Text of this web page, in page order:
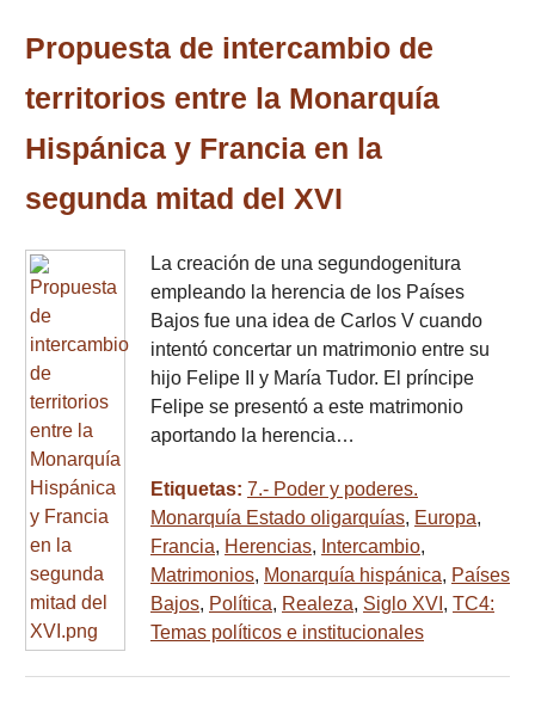
Propuesta de intercambio de
territorios entre la Monarquía
Hispánica y Francia en la
segunda mitad del XVI
La creación de una segundogenitura
empleando la herencia de los Países
Bajos fue una idea de Carlos V cuando
intentó concertar un matrimonio entre su
hijo Felipe II y María Tudor. El príncipe
Felipe se presentó a este matrimonio
aportando la herencia…
Etiquetas: 7.- Poder y poderes.
Monarquía Estado oligarquías, Europa,
Francia, Herencias, Intercambio,
Matrimonios, Monarquía hispánica, Países
Bajos, Política, Realeza, Siglo XVI , TC4:
Temas políticos e institucionales